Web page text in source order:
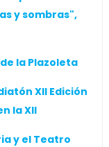
y sombras",
la Plazoleta
XII Edición
la XII
y el Teatro